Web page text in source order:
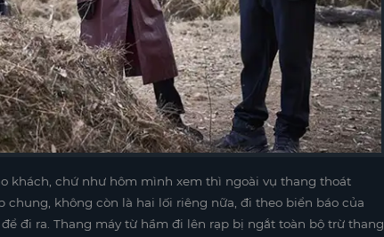
khách, chứ như hôm mình xem thì ngoài vụ thang thoát
chung, không còn là hai lối riêng nữa, đi theo biển báo của
đi ra. Thang máy từ hầm đi lên rạp bị ngắt toàn bộ trừ thang